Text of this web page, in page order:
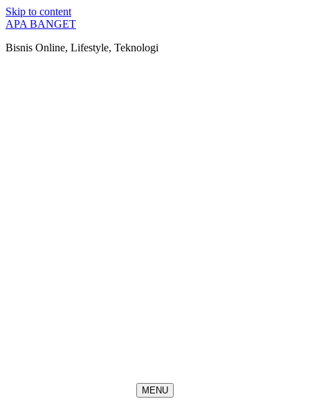
Skip to content
APA BANGET
Bisnis Online, Lifestyle, Teknologi
MENU